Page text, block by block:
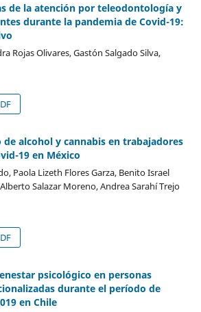
de la atención por teleodontología y
durante la pandemia de Covid-19:
Rojas Olivares, Gastón Salgado Silva,
alcohol y cannabis en trabajadores
19 en México
Paola Lizeth Flores Garza, Benito Israel
Salazar Moreno, Andrea Sarahí Trejo
psicológico en personas
durante el período de
en Chile